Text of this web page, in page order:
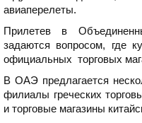
авиаперелеты.
Прилетев в
задаются вопросом, где
официальных торговых
В ОАЭ предлагается
филиалы греческих
и торговые магазины